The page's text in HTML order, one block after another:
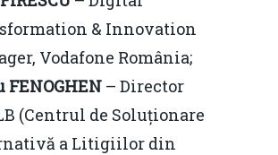
& Innovation
Vodafone România;
– Director
(Centrul de Soluționare
a Litigiilor din